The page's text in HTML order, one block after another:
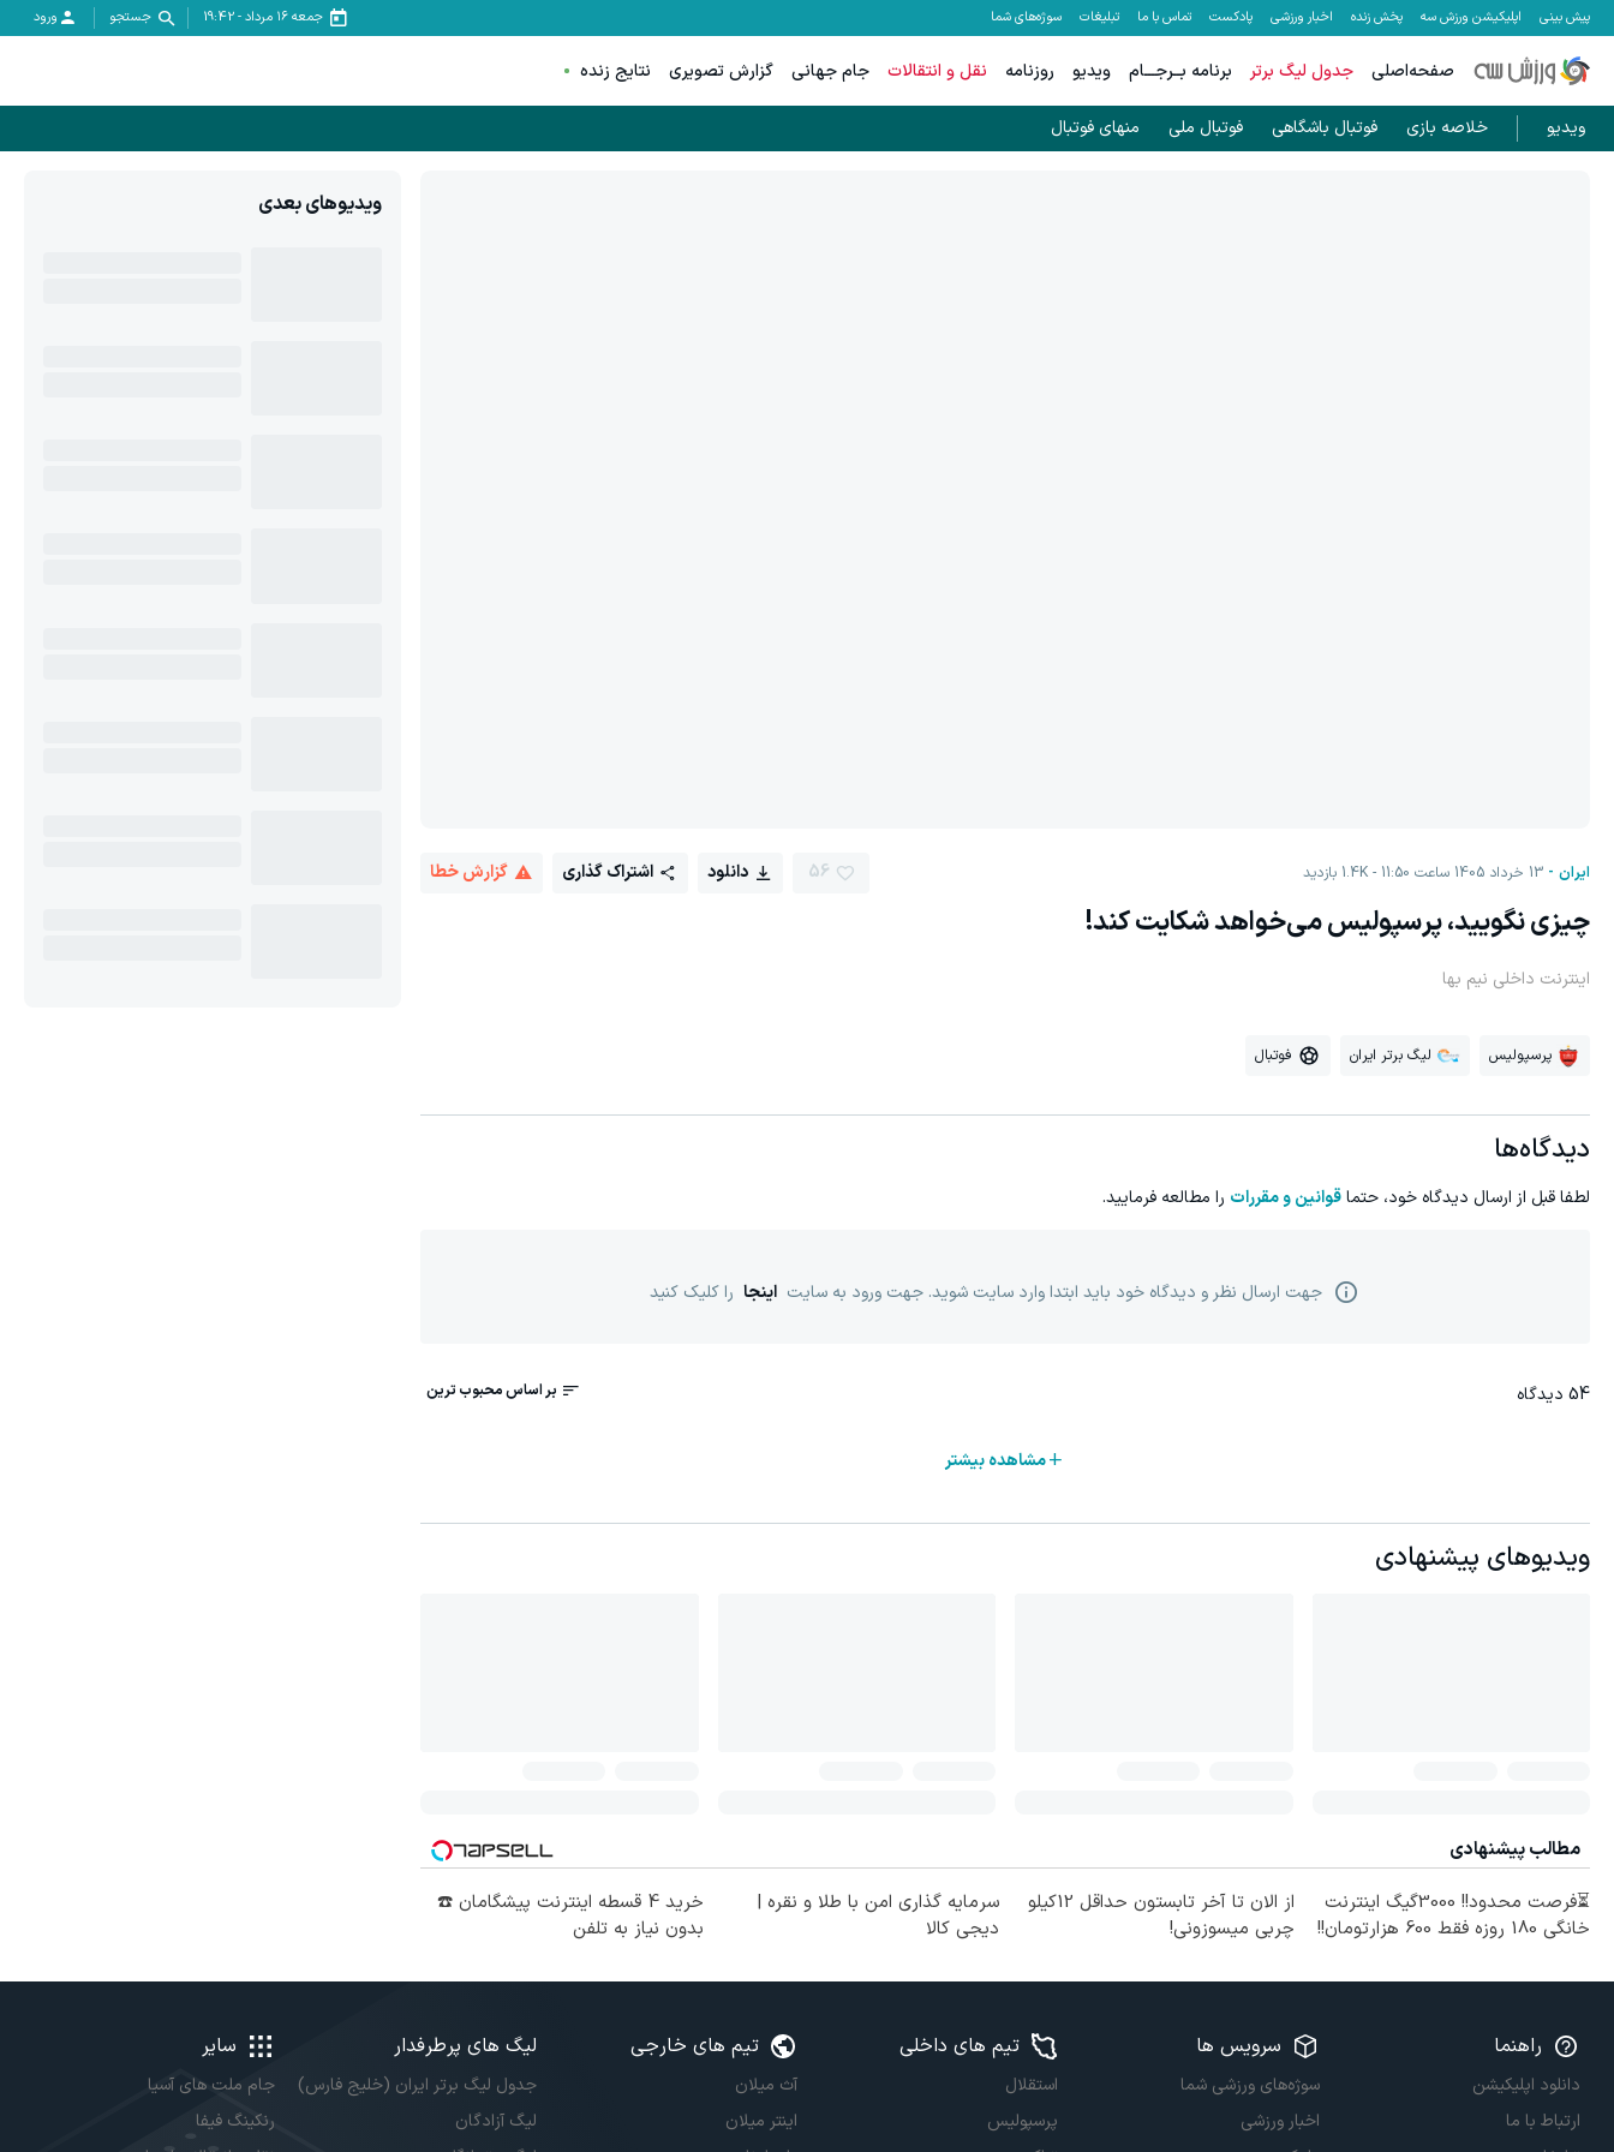
پیش بینی اپلیکیشن ورزش سه پخش زنده اخبار ورزشی پادکست تماس با ما تبلیغات سوژه‌های شما جمعه ۱۶ مرداد -
19:42 جستجو ورود
صفحه‌اصلی جدول لیگ برتر برنامه بــرجـــام ویدیو روزنامه نقل و انتقالات جام جهانی گزارش تصویری نتایج زنده
ویدیو خلاصه بازی فوتبال باشگاهی فوتبال ملی منهای فوتبال
ایران 13 خرداد 1405 ساعت 11:50 1.4K بازدید 56 دانلود اشتراک گذاری گزارش خطا
چیزی نگویید، پرسپولیس می‌خواهد شکایت کند!
اینترنت داخلی نیم بها
پرسپولیس لیگ برتر ایران فوتبال
دیدگاه‌ها
لطفا قبل از ارسال دیدگاه خود، حتماقوانین و مقررات را مطالعه فرمایید.
جهت ارسال نظر و دیدگاه خود باید ابتدا وارد سایت شوید. جهت ورود به سایت اینجا را کلیک کنید
54 دیدگاه
مشاهده بیشتر
ویدیوهای پیشنهادی
مطالب پیشنهادی
⏳فرصت محدود!! 3000گیگ اینترنت
خانگی 180 روزه فقط 600 هزارتومان!!
از الان تا آخر تابستون حداقل 12کیلو
چربی میسوزونی!
سرمایه گذاری امن با طلا و نقره |
دیجی کالا
خرید 4 قسطه اینترنت پیشگامان ☎️
بدون نیاز به تلفن
ویدیوهای بعدی
راهنما
دانلود اپلیکیشن
ارتباط با ما
سرویس ها
سوژه‌های ورزشی شما
اخبار ورزشی
تیم های داخلی
استقلال
پرسپولیس
تیم های خارجی
آث میلان
اینتر میلان
لیگ های پرطرفدار
جدول لیگ برتر ایران (خلیج فارس)
لیگ آزادگان
سایر
جام ملت های آسیا
رنکینگ فیفا